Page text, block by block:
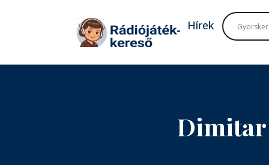
Tovább a tartalomhoz
Hírek
Dimitar